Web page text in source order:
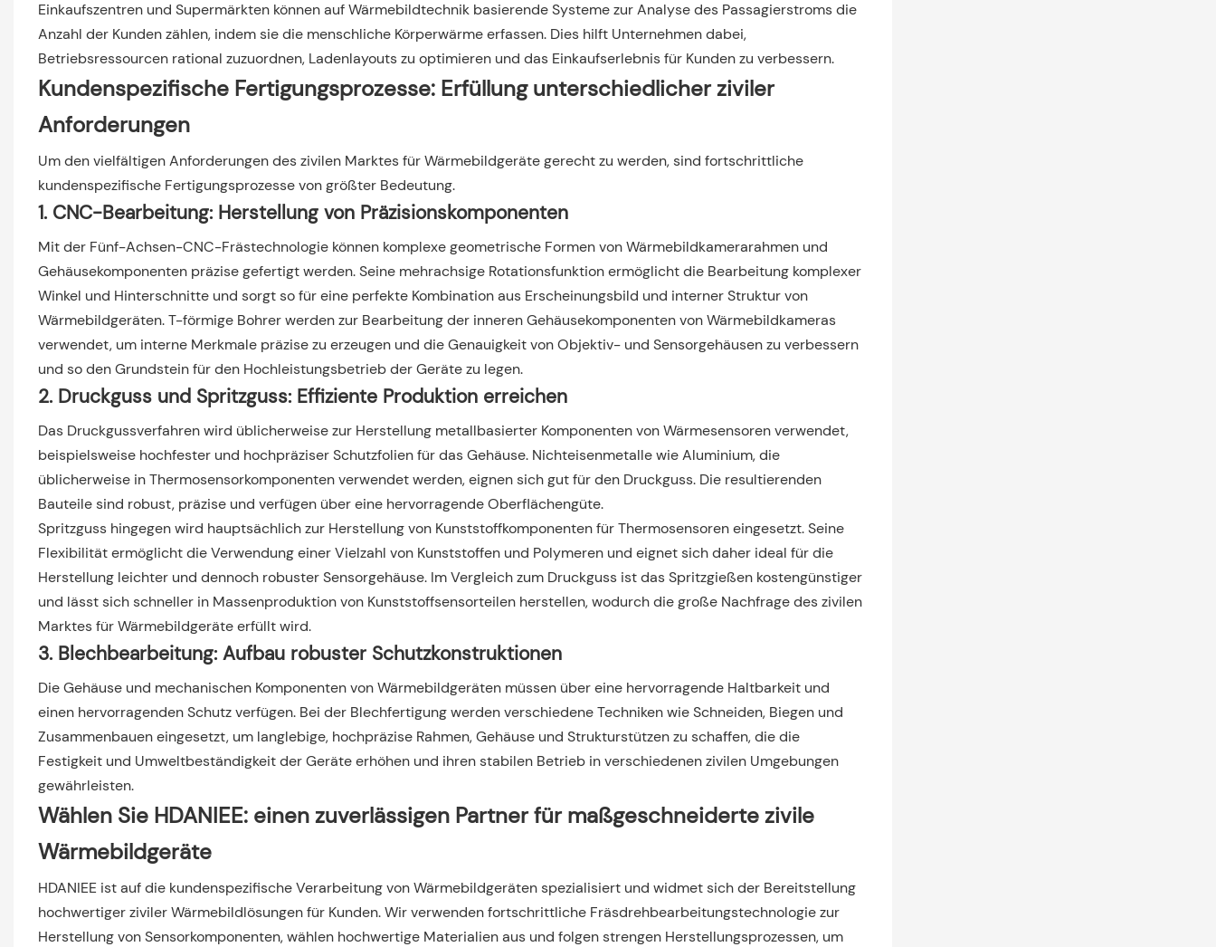
Einkaufszentren und Supermärkten können auf Wärmebildtechnik basierende Systeme zur Analyse des Passagierstroms die
Anzahl der Kunden zählen, indem sie die menschliche Körperwärme erfassen. Dies hilft Unternehmen dabei,
Betriebsressourcen rational zuzuordnen, Ladenlayouts zu optimieren und das Einkaufserlebnis für Kunden zu verbessern.
Kundenspezifische Fertigungsprozesse: Erfüllung unterschiedlicher ziviler
Anforderungen
Um den vielfältigen Anforderungen des zivilen Marktes für Wärmebildgeräte gerecht zu werden, sind fortschrittliche
kundenspezifische Fertigungsprozesse von größter Bedeutung.
1. CNC-Bearbeitung: Herstellung von Präzisionskomponenten
Mit der Fünf-Achsen-CNC-Frästechnologie können komplexe geometrische Formen von Wärmebildkamerarahmen und
Gehäusekomponenten präzise gefertigt werden. Seine mehrachsige Rotationsfunktion ermöglicht die Bearbeitung komplexer
Winkel und Hinterschnitte und sorgt so für eine perfekte Kombination aus Erscheinungsbild und interner Struktur von
Wärmebildgeräten. T-förmige Bohrer werden zur Bearbeitung der inneren Gehäusekomponenten von Wärmebildkameras
verwendet, um interne Merkmale präzise zu erzeugen und die Genauigkeit von Objektiv- und Sensorgehäusen zu verbessern
und so den Grundstein für den Hochleistungsbetrieb der Geräte zu legen.
2. Druckguss und Spritzguss: Effiziente Produktion erreichen
Das Druckgussverfahren wird üblicherweise zur Herstellung metallbasierter Komponenten von Wärmesensoren verwendet,
beispielsweise hochfester und hochpräziser Schutzfolien für das Gehäuse. Nichteisenmetalle wie Aluminium, die
üblicherweise in Thermosensorkomponenten verwendet werden, eignen sich gut für den Druckguss. Die resultierenden
Bauteile sind robust, präzise und verfügen über eine hervorragende Oberflächengüte.
Spritzguss hingegen wird hauptsächlich zur Herstellung von Kunststoffkomponenten für Thermosensoren eingesetzt. Seine
Flexibilität ermöglicht die Verwendung einer Vielzahl von Kunststoffen und Polymeren und eignet sich daher ideal für die
Herstellung leichter und dennoch robuster Sensorgehäuse. Im Vergleich zum Druckguss ist das Spritzgießen kostengünstiger
und lässt sich schneller in Massenproduktion von Kunststoffsensorteilen herstellen, wodurch die große Nachfrage des zivilen
Marktes für Wärmebildgeräte erfüllt wird.
3. Blechbearbeitung: Aufbau robuster Schutzkonstruktionen
Die Gehäuse und mechanischen Komponenten von Wärmebildgeräten müssen über eine hervorragende Haltbarkeit und
einen hervorragenden Schutz verfügen. Bei der Blechfertigung werden verschiedene Techniken wie Schneiden, Biegen und
Zusammenbauen eingesetzt, um langlebige, hochpräzise Rahmen, Gehäuse und Strukturstützen zu schaffen, die die
Festigkeit und Umweltbeständigkeit der Geräte erhöhen und ihren stabilen Betrieb in verschiedenen zivilen Umgebungen
gewährleisten.
Wählen Sie HDANIEE: einen zuverlässigen Partner für maßgeschneiderte zivile
Wärmebildgeräte
HDANIEE ist auf die kundenspezifische Verarbeitung von Wärmebildgeräten spezialisiert und widmet sich der Bereitstellung
hochwertiger ziviler Wärmebildlösungen für Kunden. Wir verwenden fortschrittliche Fräsdrehbearbeitungstechnologie zur
Herstellung von Sensorkomponenten, wählen hochwertige Materialien aus und folgen strengen Herstellungsprozessen, um